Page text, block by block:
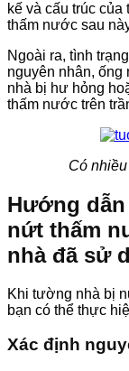
kế và cấu trúc của
thấm nước sau
Ngoài ra, tình
nguyên nhân,
nhà bị hư hỏng
thấm nước trên
Có
Hướng
nứt thấm
nhà đã sử
Khi tường nhà bị
bạn có thể thực
Xác định